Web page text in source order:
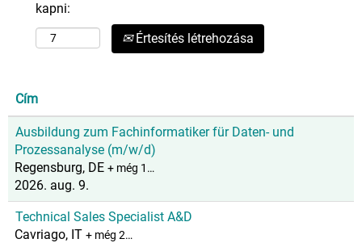
kapni:
Értesítés létrehozása
Cím
Ausbildung zum Fachinformatiker für Daten- und
Prozessanalyse (m/w/d)
Regensburg, DE + még 1…
2026. aug. 9.
Technical Sales Specialist A&D
Cavriago, IT + még 2…